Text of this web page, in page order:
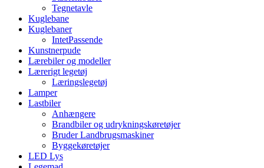
Tegnetavle
Kuglebane
Kuglebaner
IntetPassende
Kunstnerpude
Lærebiler og modeller
Lærerigt legetøj
Læringslegetøj
Lamper
Lastbiler
Anhængere
Brandbiler og udrykningskøretøjer
Bruder Landbrugsmaskiner
Byggekøretøjer
LED Lys